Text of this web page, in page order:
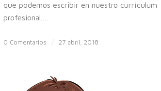
que podemos escribir en nuestro currículum
profesional.…
0 Comentarios / 27 abril, 2018